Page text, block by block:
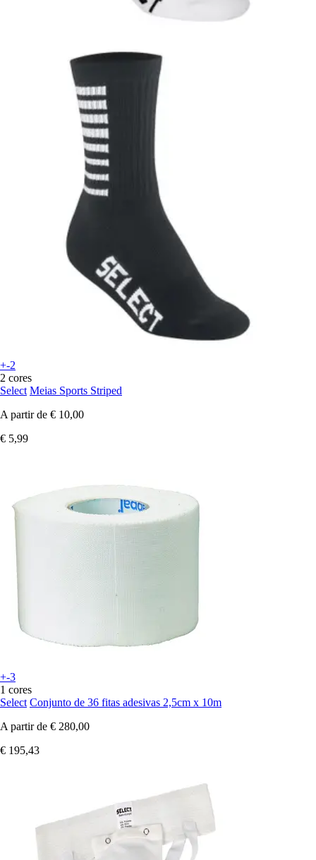
+-2
2 cores
Select Meias Sports Striped
A partir de € 10,00
€ 5,99
+-3
1 cores
Select Conjunto de 36 fitas adesivas 2,5cm x 10m
A partir de € 280,00
€ 195,43